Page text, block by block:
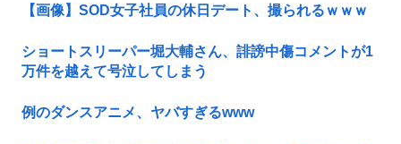
【画像】SOD女子社員の休日デート、撮られるｗｗｗ
ショートスリーパー堀大輔さん、誹謗中傷コメントが1
万件を越えて号泣してしまう
例のダンスアニメ、ヤバすぎるwww